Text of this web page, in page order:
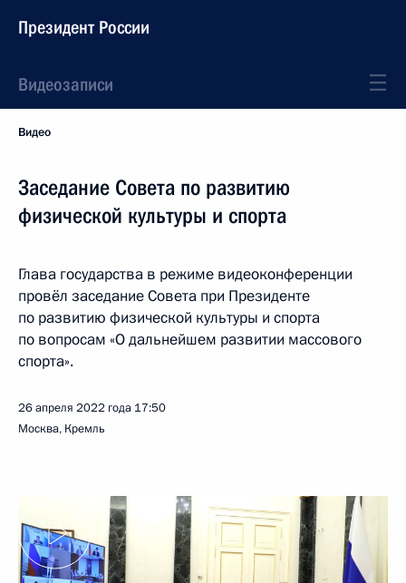
Президент России
Видеозаписи
Видео
Заседание Совета по развитию
физической культуры и спорта
Глава государства в режиме видеоконференции
провёл заседание Совета при Президенте
по развитию физической культуры и спорта
по вопросам «О дальнейшем развитии массового
спорта».
26 апреля 2022 года 17:50
Москва, Кремль